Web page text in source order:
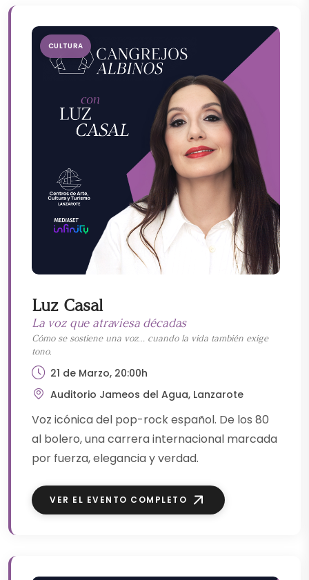
CULTURA
Luz Casal
La voz que atraviesa décadas
Cómo se sostiene una voz… cuando la vida también exige
tono.
21 de Marzo, 20:00h
Auditorio Jameos del Agua, Lanzarote
Voz icónica del pop-rock español. De los 80
al bolero, una carrera internacional marcada
por fuerza, elegancia y verdad.
VER EL EVENTO COMPLETO